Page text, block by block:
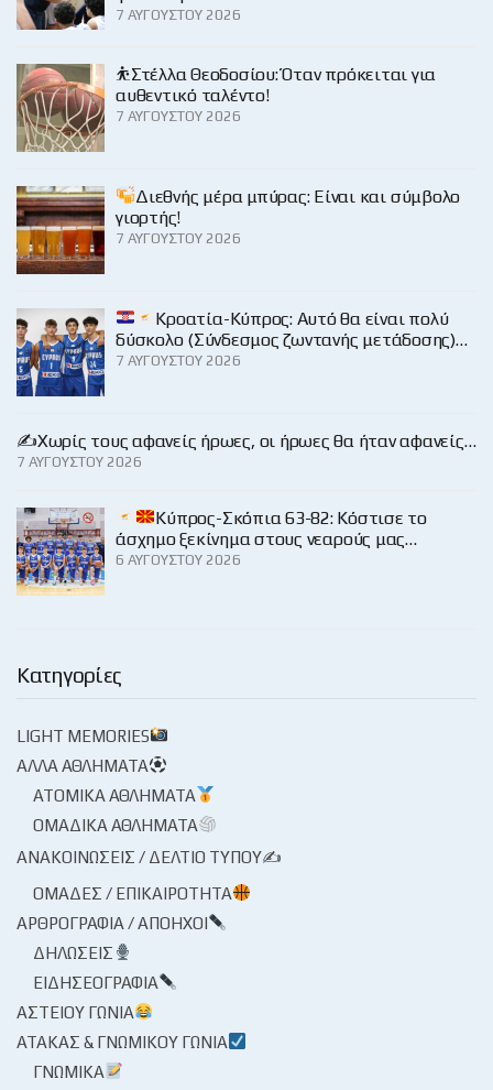
7 ΑΥΓΟΎΣΤΟΥ 2026
⛹️Στέλλα Θεοδοσίου: Όταν πρόκειται για
αυθεντικό ταλέντο!
7 ΑΥΓΟΎΣΤΟΥ 2026
Διεθνής μέρα μπύρας: Είναι και σύμβολο
γιορτής!
7 ΑΥΓΟΎΣΤΟΥ 2026
Κροατία-Κύπρος: Αυτό θα είναι πολύ
δύσκολο (Σύνδεσμος ζωντανής μετάδοσης)…
7 ΑΥΓΟΎΣΤΟΥ 2026
✍️Χωρίς τους αφανείς ήρωες, οι ήρωες θα ήταν αφανείς…
7 ΑΥΓΟΎΣΤΟΥ 2026
Κύπρος-Σκόπια 63-82: Κόστισε το
άσχημο ξεκίνημα στους νεαρούς μας…
6 ΑΥΓΟΎΣΤΟΥ 2026
Κατηγορίες
LIGHT MEMORIES
ΆΛΛΑ ΑΘΛΉΜΑΤΑ
ΑΤΟΜΙΚΆ ΑΘΛΉΜΑΤΑ
ΟΜΑΔΙΚΆ ΑΘΛΉΜΑΤΑ
ΑΝΑΚΟΙΝΏΣΕΙΣ / ΔΕΛΤΊΟ ΤΎΠΟΥ✍
ΟΜΆΔΕΣ / ΕΠΙΚΑΙΡΌΤΗΤΑ
ΑΡΘΡΟΓΡΑΦΊΑ / ΑΠΌΗΧΟΙ
ΔΗΛΏΣΕΙΣ
ΕΙΔΗΣΕΟΓΡΑΦΊΑ
ΑΣΤΕΊΟΥ ΓΩΝΊΑ
ΑΤΆΚΑΣ & ΓΝΩΜΙΚΟΎ ΓΩΝΊΑ
ΓΝΩΜΙΚΆ